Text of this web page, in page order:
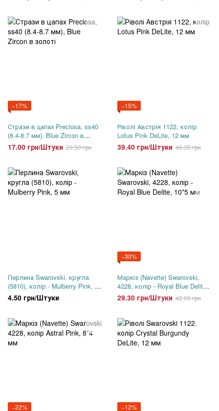
−17%
Стрази в цапах Preciosa, ss40
(8.4-8.7 мм), Blue Zircon в
золоті
17.00 грн/Штуки 20.50 грн
−15%
Ріволі Австрія 1122, колір
Lotus Pink DeLite, 12 мм
39.40 грн/Штуки 46.35 грн
Перлина Swarovski, кругла
(5810), колір - Mulberry Pink, 5
мм
4.50 грн/Штуки
−30%
Маркіз (Navette) Swarovski,
4228, колір - Royal Blue Delite,
10*5 мм
29.30 грн/Штуки 42.00 грн
−22% −12%